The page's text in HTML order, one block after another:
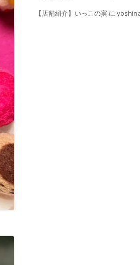
【店舗紹介】いっこの実 に